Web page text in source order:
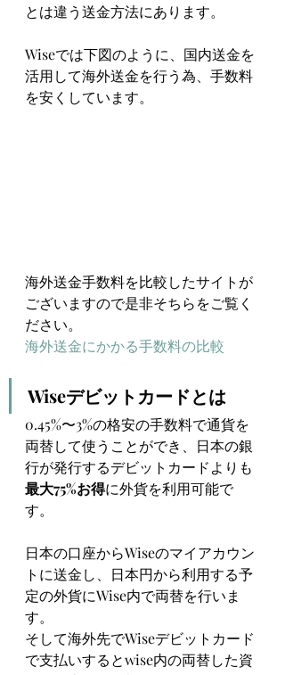
とは違う送金方法にあります。
Wiseでは下図のように、国内送金を
活用して海外送金を行う為、手数料
を安くしています。
海外送金手数料を比較したサイトが
ございますので是非そちらをご覧く
ださい。
海外送金にかかる手数料の比較
Wiseデビットカードとは
0.45%〜3%の格安の手数料で通貨を
両替して使うことができ、日本の銀
行が発行するデビットカードよりも
最大75%お得に外貨を利用可能で
す。
日本の口座からWiseのマイアカウン
トに送金し、日本円から利用する予
定の外貨にWise内で両替を行いま
す。
そして海外先でWiseデビットカード
で支払いするとwise内の両替した資